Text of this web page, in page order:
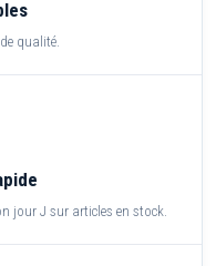
qualité.
jour J sur articles en stock.